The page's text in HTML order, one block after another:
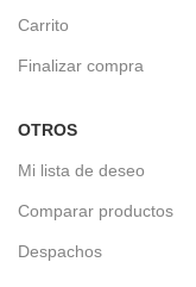
Carrito
Finalizar compra
OTROS
Mi lista de deseo
Comparar productos
Despachos